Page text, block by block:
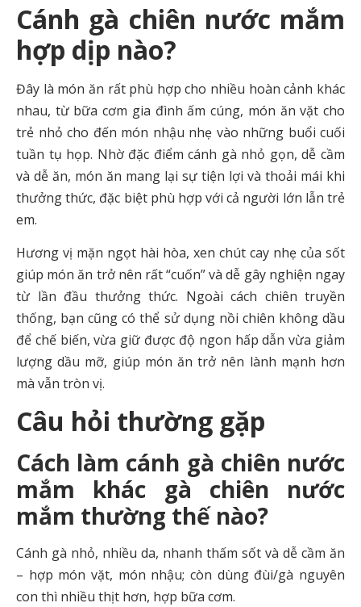
Cánh gà chiên nước mắm
hợp dịp nào?
Đây là món ăn rất phù hợp cho nhiều hoàn cảnh khác
nhau, từ bữa cơm gia đình ấm cúng, món ăn vặt cho
trẻ nhỏ cho đến món nhậu nhẹ vào những buổi cuối
tuần tụ họp. Nhờ đặc điểm cánh gà nhỏ gọn, dễ cầm
và dễ ăn, món ăn mang lại sự tiện lợi và thoải mái khi
thưởng thức, đặc biệt phù hợp với cả người lớn lẫn trẻ
em.
Hương vị mặn ngọt hài hòa, xen chút cay nhẹ của sốt
giúp món ăn trở nên rất “cuốn” và dễ gây nghiện ngay
từ lần đầu thưởng thức. Ngoài cách chiên truyền
thống, bạn cũng có thể sử dụng nồi chiên không dầu
để chế biến, vừa giữ được độ ngon hấp dẫn vừa giảm
lượng dầu mỡ, giúp món ăn trở nên lành mạnh hơn
mà vẫn tròn vị.
Câu hỏi thường gặp
Cách làm cánh gà chiên nước
mắm khác gà chiên nước
mắm thường thế nào?
Cánh gà nhỏ, nhiều da, nhanh thấm sốt và dễ cầm ăn
– hợp món vặt, món nhậu; còn dùng đùi/gà nguyên
con thì nhiều thịt hơn, hợp bữa cơm.